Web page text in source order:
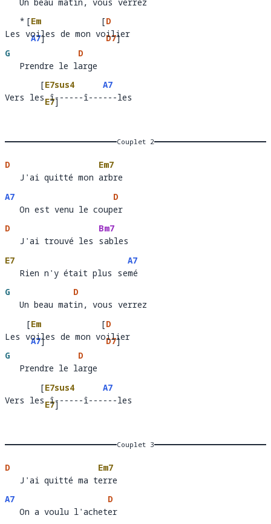
   Un beau mat
in, vous verrez
   *
Les
[Em
oiles de
A7]
voil
[D
er
D7]
Les voiles de mon voilier
G
   Prendre le l
D
arge
   Prendre le large
Vers le
[E7sus4
î------
E7]
----
A7
le
Vers les î------î------les
Couplet 2
D
   J'ai quitté mon
Em7
arbre
   J'ai quitté mon arbre
A7
   On est venu le coup
D
er
   On est venu le couper
D
   J'ai trouvé les
Bm7
sables
   J'ai trouvé les sables
E7
   Rien n'y était plus se
A7
mé
   Rien n'y était plus semé
G
   Un beau mat
D
in, vous verrez
   Un beau matin, vous verrez
Les
[Em
oiles de
A7]
voil
[D
er
D7]
Les voiles de mon voilier
G
   Prendre le l
D
arge
   Prendre le large
Vers le
[E7sus4
î------
E7]
----
A7
le
Vers les î------î------les
Couplet 3
D
   J'ai quitté ma t
Em7
erre
   J'ai quitté ma terre
A7
   On a voulu l'achet
D
er
   On a voulu l'acheter